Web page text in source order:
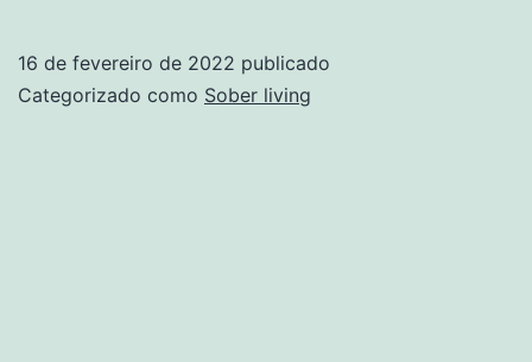
16 de fevereiro de 2022 publicado
Categorizado como Sober living